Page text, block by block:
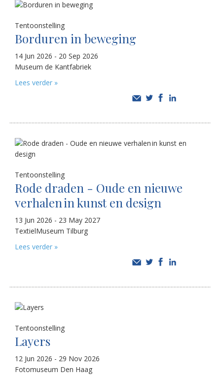
Tentoonstelling
Borduren in beweging
14 Jun 2026 - 20 Sep 2026
Museum de Kantfabriek
Lees verder »
Tentoonstelling
Rode draden - Oude en nieuwe
verhalen in kunst en design
13 Jun 2026 - 23 May 2027
TextielMuseum Tilburg
Lees verder »
Tentoonstelling
Layers
12 Jun 2026 - 29 Nov 2026
Fotomuseum Den Haag